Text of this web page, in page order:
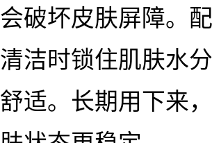
破坏皮肤屏障。
洁时锁住肌肤水
适。长期用下来